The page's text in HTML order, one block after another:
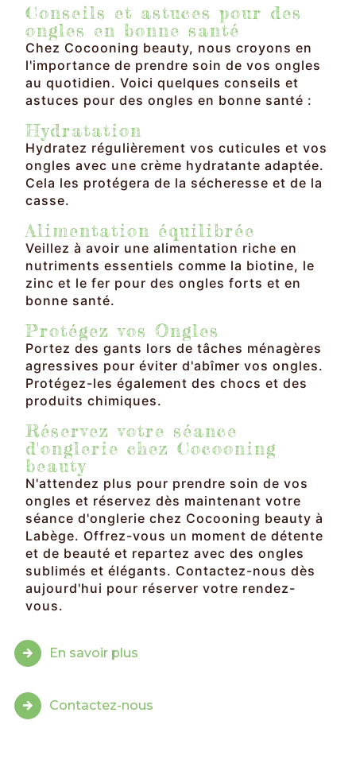
Conseils et astuces pour des
ongles en bonne santé
Chez Cocooning beauty, nous croyons en
l'importance de prendre soin de vos ongles
au quotidien. Voici quelques conseils et
astuces pour des ongles en bonne santé :
Hydratation
Hydratez régulièrement vos cuticules et vos
ongles avec une crème hydratante adaptée.
Cela les protégera de la sécheresse et de la
casse.
Alimentation équilibrée
Veillez à avoir une alimentation riche en
nutriments essentiels comme la biotine, le
zinc et le fer pour des ongles forts et en
bonne santé.
Protégez vos Ongles
Portez des gants lors de tâches ménagères
agressives pour éviter d'abîmer vos ongles.
Protégez-les également des chocs et des
produits chimiques.
Réservez votre séance
d'onglerie chez Cocooning
beauty
N'attendez plus pour prendre soin de vos
ongles et réservez dès maintenant votre
séance d'onglerie chez Cocooning beauty à
Labège. Offrez-vous un moment de détente
et de beauté et repartez avec des ongles
sublimés et élégants. Contactez-nous dès
aujourd'hui pour réserver votre rendez-
vous.
En savoir plus
Contactez-nous